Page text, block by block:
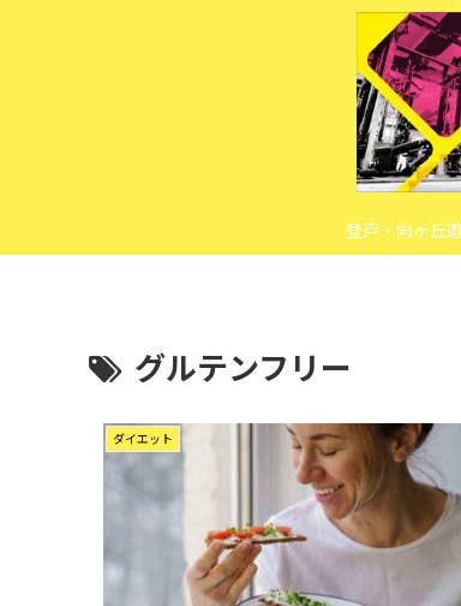
登戸・向ヶ丘
グルテンフリー
ダイエット